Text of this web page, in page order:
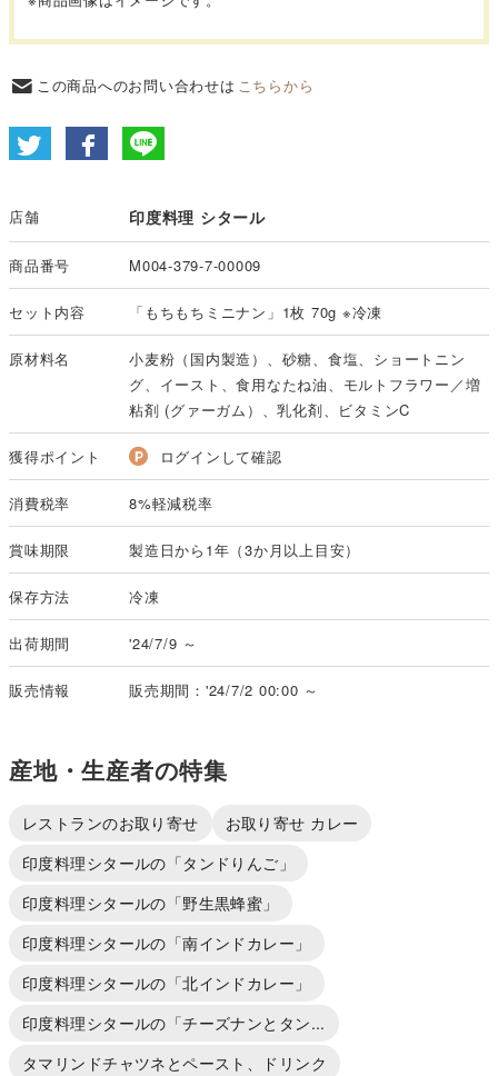
この商品へのお問い合わせは こちらから
店舗 印度料理 シタール
商品番号 M004-379-7-00009
セット内容 「もちもちミニナン」1枚 70g ※冷凍
原材料名
小麦粉（国内製造）、砂糖、食塩、ショートニン
グ、イースト、食用なたね油、モルトフラワー／増
粘剤 (グァーガム）、乳化剤、ビタミンC
獲得ポイント ログインして確認
消費税率 8%軽減税率
賞味期限 製造日から1年（3か月以上目安）
保存方法 冷凍
出荷期間 '24/7/9 ～
販売情報 販売期間：'24/7/2 00:00 ～
産地・生産者の特集
レストランのお取り寄せ
お取り寄せ カレー
印度料理シタールの「タンドりんご」
印度料理シタールの「野生黒蜂蜜」
印度料理シタールの「南インドカレー」
印度料理シタールの「北インドカレー」
印度料理シタールの「チーズナンとタン...
タマリンドチャツネとペースト、ドリンク